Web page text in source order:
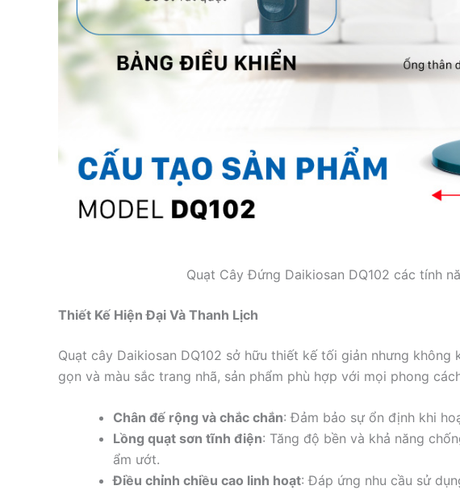
Quạt Cây Đứng Daikiosan DQ102 các tính
Thiết Kế Hiện Đại Và Thanh Lịch
Quạt cây Daikiosan DQ102 sở hữu thiết kế tối giản nhưng
gọn và màu sắc trang nhã, sản phẩm phù hợp với mọi phong
Chân đế rộng và chắc chắn: Đảm bảo sự ổn định khi
Lồng quạt sơn tĩnh điện: Tăng độ bền và khả năng
ẩm ướt.
Điều chỉnh chiều cao linh hoạt: Đáp ứng nhu cầu sử